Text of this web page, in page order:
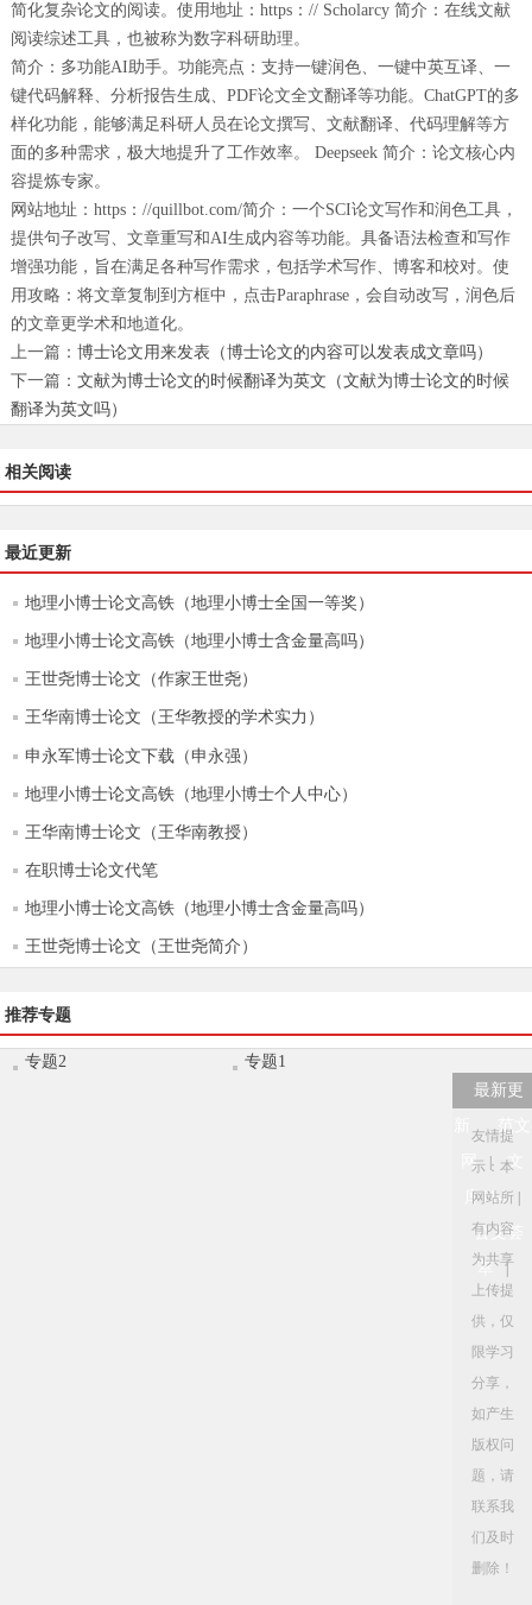
简化复杂论文的阅读。使用地址：https：// Scholarcy 简介：在线文献
阅读综述工具，也被称为数字科研助理。
简介：多功能AI助手。功能亮点：支持一键润色、一键中英互译、一
键代码解释、分析报告生成、PDF论文全文翻译等功能。ChatGPT的多
样化功能，能够满足科研人员在论文撰写、文献翻译、代码理解等方
面的多种需求，极大地提升了工作效率。 Deepseek 简介：论文核心内
容提炼专家。
网站地址：https：//quillbot.com/简介：一个SCI论文写作和润色工具，
提供句子改写、文章重写和AI生成内容等功能。具备语法检查和写作
增强功能，旨在满足各种写作需求，包括学术写作、博客和校对。使
用攻略：将文章复制到方框中，点击Paraphrase，会自动改写，润色后
的文章更学术和地道化。
上一篇： 博士论文用来发表（博士论文的内容可以发表成文章吗）
下一篇： 文献为博士论文的时候翻译为英文（文献为博士论文的时候
翻译为英文吗）
相关阅读
最近更新
地理小博士论文高铁（地理小博士全国一等奖）
地理小博士论文高铁（地理小博士含金量高吗）
王世尧博士论文（作家王世尧）
王华南博士论文（王华教授的学术实力）
申永军博士论文下载（申永强）
地理小博士论文高铁（地理小博士个人中心）
王华南博士论文（王华南教授）
在职博士论文代笔
地理小博士论文高铁（地理小博士含金量高吗）
王世尧博士论文（王世尧简介）
推荐专题
专题2
专题1
最新更
范文
网
|
文
库114
公文荟
萃
|
友情提
示：本
网站所
有内容
为共享
上传提
供，仅
限学习
分享，
如产生
版权问
题，请
联系我
们及时
删除！